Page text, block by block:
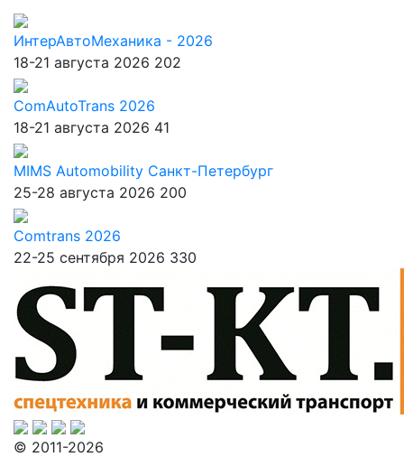
ИнтерАвтоМеханика - 2026
18-21 августа 2026 202
ComAutoTrans 2026
18-21 августа 2026 41
MIMS Automobility Санкт-Петербург
25-28 августа 2026 200
Comtrans 2026
22-25 сентября 2026 330
© 2011-2026